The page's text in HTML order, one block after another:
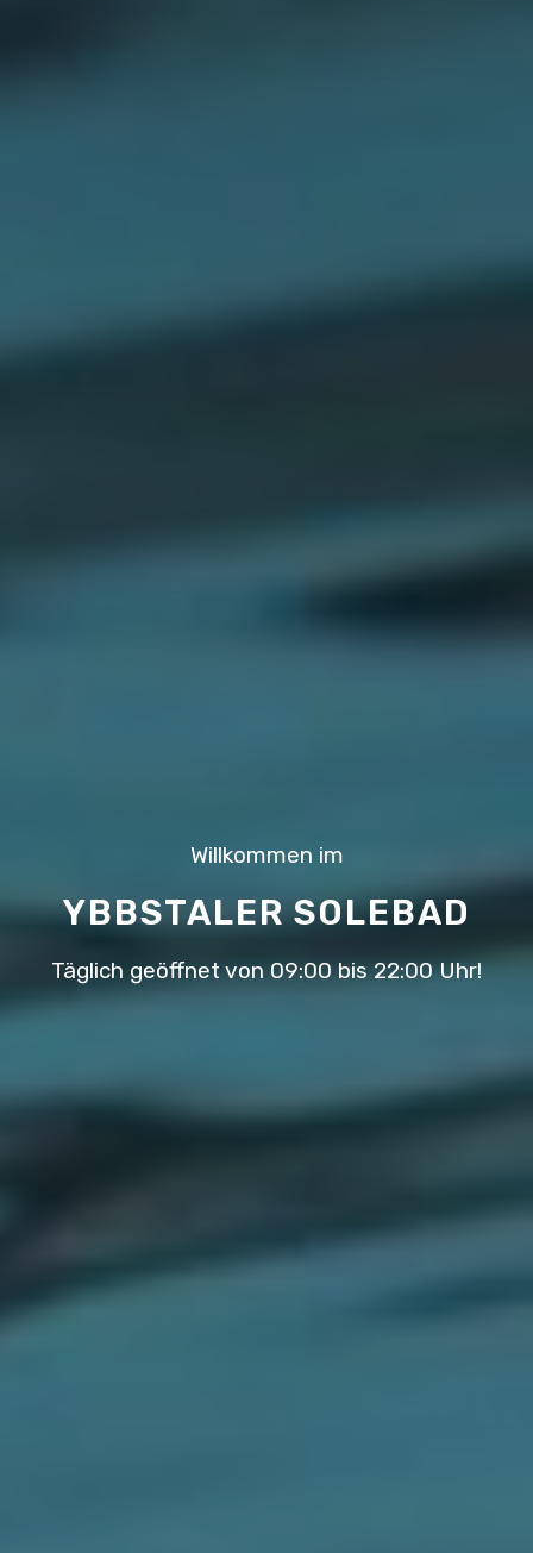
Willkommen im
YBBSTALER SOLEBAD
Täglich geöffnet von 09:00 bis 22:00 Uhr!